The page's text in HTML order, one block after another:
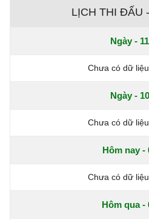
LỊCH THI ĐẤU
Ngày -
Chưa có dữ
Ngày -
Chưa có dữ
Hôm nay -
Chưa có dữ
Hôm qua -